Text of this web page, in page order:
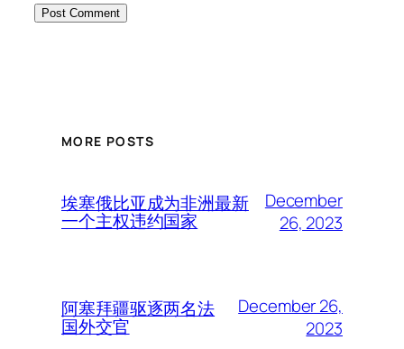
MORE POSTS
埃塞俄比亚成为非洲最新
一个主权违约国家
December
26, 2023
阿塞拜疆驱逐两名法
国外交官
December 26,
2023